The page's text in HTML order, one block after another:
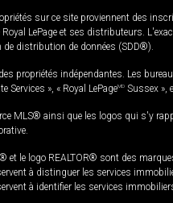
sur ce site proviennent des
LePage et ses distributeurs.
de distribution de données (SDD®).
propriétés indépendantes. Les
Services », « Royal LePageMD Sussex »,
MLS® ainsi que les logos qui s'y
et le logo REALTOR® sont des
à distinguer les services
à identifier les services